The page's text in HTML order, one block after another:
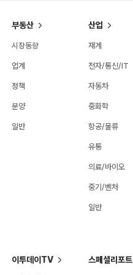
부동산
시장동향
업계
정책
분양
일반
산업
재계
전자/통신/IT
자동차
중화학
항공/물류
유통
의료/바이오
중기/벤처
일반
이투데이TV 스페셜리포트